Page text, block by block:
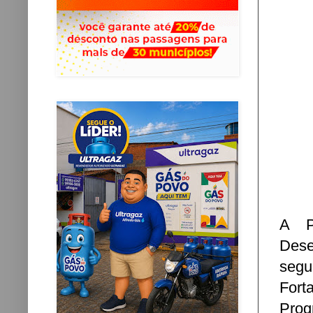
A